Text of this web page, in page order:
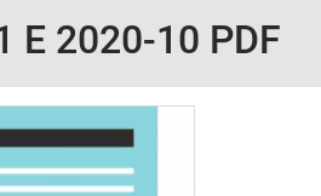
E 2020-10 PDF